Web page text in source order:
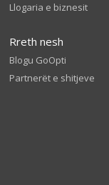
Llogaria e biznesit
Rreth nesh
Blogu GoOpti
Partnerët e shitjeve